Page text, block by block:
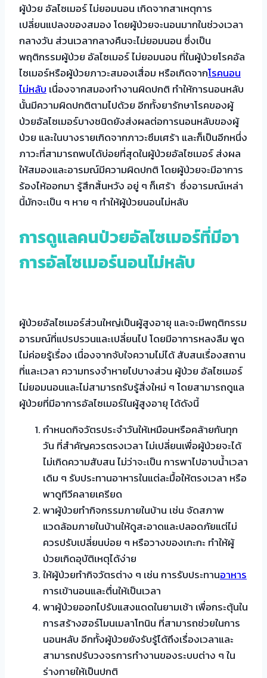
ผู้ป่วย อัลไซเมอร์ ไม่ยอมนอน เกิดจากสาเหตุการ
เปลี่ยนแปลงของสมอง โดยผู้ป่วยจะนอนมากในช่วงเวลา
กลางวัน ส่วนเวลากลางคืนจะไม่ยอมนอน ซึ่งเป็น
พฤติกรรมผู้ป่วย อัลไซเมอร์ ไม่ยอมนอน ที่ในผู้ป่วยโรคอัล
ไซเมอร์หรือผู้ป่วยภาวะสมองเสื่อม หรือเกิดจากโรคนอน
ไม่หลับเนื่องจากสมองทำงานผิดปกติ ทำให้การนอนหลับ
นั้นมีความผิดปกติตามไปด้วย อีกทั้งยารักษาโรคของผู้
ป่วยอัลไซเมอร์บางชนิดยังส่งผลต่อการนอนหลับของผู้
ป่วย และในบางรายเกิดจากภาวะซึมเศร้า และก็เป็นอีกหนึ่ง
ภาวะที่สามารถพบได้บ่อยที่สุดในผู้ป่วยอัลไซเมอร์ ส่งผล
ให้สมองและอารมณ์มีความผิดปกติ โดยผู้ป่วยจะมีอาการ
ร้องไห้ออกมา รู้สึกสิ้นหวัง อยู่ ๆ ก็เศร้า ซึ่งอารมณ์เหล่า
นี้มักจะเป็น ๆ หาย ๆ ทำให้ผู้ป่วยนอนไม่หลับ
การดูแลคนป่วยอัลไซเมอร์ที่มีอา
การอัลไซเมอร์นอนไม่หลับ
ผู้ป่วยอัลไซเมอร์ส่วนใหญ่เป็นผู้สูงอายุ และจะมีพฤติกรรม
อารมณ์ที่แปรปรวนและเปลี่ยนไป โดยมีอาการหลงลืม พูด
ไม่ค่อยรู้เรื่อง เนื่องจากจับใจความไม่ได้ สับสนเรื่องสถาน
ที่และเวลา ความทรงจำหายไปบางส่วน ผู้ป่วย อัลไซเมอร์
ไม่ยอมนอนและไม่สามารถรับรู้สิ่งใหม่ ๆ โดยสามารถดูแล
ผู้ป่วยที่มีอาการอัลไซเมอร์ในผู้สูงอายุ ได้ดังนี้
กำหนดกิจวัตรประจำวันให้เหมือนหรือคล้ายกันทุก
วัน ที่สำคัญควรตรงเวลา ไม่เปลี่ยนเพื่อผู้ป่วยจะได้
ไม่เกิดความสับสน ไม่ว่าจะเป็น การพาไปอาบน้ำเวลา
เดิม ๆ รับประทานอาหารในแต่ละมื้อให้ตรงเวลา หรือ
พาดูทีวีคลายเครียด
พาผู้ป่วยทำกิจกรรมภายในบ้าน เช่น จัดสภาพ
แวดล้อมภายในบ้านให้ดูสะอาดและปลอดภัยแต่ไม่
ควรปรับเปลี่ยนบ่อย ๆ หรือวางของเกะกะ ทำให้ผู้
ป่วยเกิดอุบัติเหตุได้ง่าย
ให้ผู้ป่วยทำกิจวัตรต่าง ๆ เช่น การรับประทานอาหาร
การเข้านอนและตื่นให้เป็นเวลา
พาผู้ป่วยออกไปรับแสงแดดในยามเช้า เพื่อกระตุ้นใน
การสร้างฮอร์โมนเมลาโทนิน ที่สามารถช่วยในการ
นอนหลับ อีกทั้งผู้ป่วยยังรับรู้ได้ถึงเรื่องเวลาและ
สามารถปรับวงจรการทำงานของระบบต่าง ๆ ใน
ร่างกายให้เป็นปกติ